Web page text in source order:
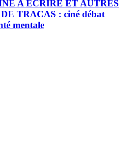
A ÉCRIRE ET AUTRES
TRACAS : ciné débat
mentale